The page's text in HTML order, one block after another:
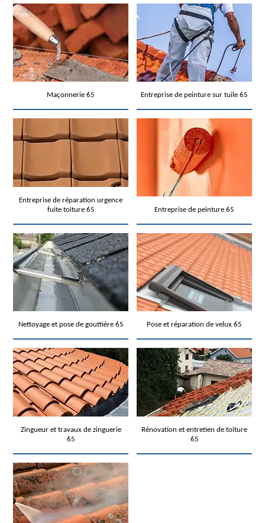
Maçonnerie 65 Entreprise de peinture sur tuile 65
Entreprise de réparation urgence
fuite toiture 65
Entreprise de peinture 65
Nettoyage et pose de gouttière 65 Pose et réparation de velux 65
Zingueur et travaux de zinguerie
65
Rénovation et entretien de toiture
65